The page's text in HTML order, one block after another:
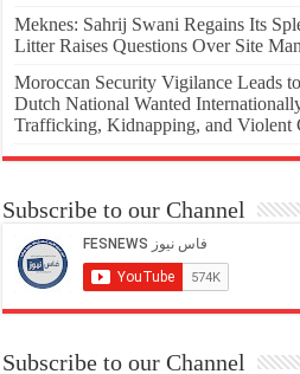
Meknes: Sahrij Swani Regains Its
Litter Raises Questions Over Site
Moroccan Security Vigilance Leads
Dutch National Wanted
Trafficking, Kidnapping, and Violent
Subscribe to our Channel
Subscribe to our Channel